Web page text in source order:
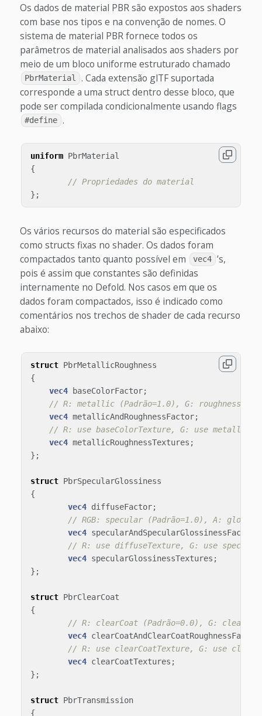
Os dados de material PBR são expostos aos shaders
com base nos tipos e na convenção de nomes. O
sistema de material PBR fornece todos os
parâmetros de material analisados aos shaders por
meio de um bloco uniforme estruturado chamado
PbrMaterial
. Cada extensão glTF suportada
corresponde a uma struct dentro desse bloco, que
pode ser compilada condicionalmente usando flags
#define .
uniform PbrMaterial
{
// Propriedades do material
};
Os vários recursos do material são especificados
como structs fixas no shader. Os dados foram
compactados tanto quanto possível em
vec4 ’s,
pois é assim que constantes são definidas
internamente no Defold. Nos casos em que os
dados foram compactados, isso é indicado como
comentários nos trechos de shader de cada recurso
abaixo:
struct PbrMetallicRoughness
{
vec4
baseColorFactor;
// R: metallic (Padrão=1.0), G: roughness
vec4 metallicAndRoughnessFactor;
// R: use baseColorTexture, G: use
vec4 metallicRoughnessTextures ;
};
struct PbrSpecularGlossiness
{
vec4 diffuseFactor;
// RGB: specular (Padrão=1.0), A:
vec4 specularAndSpecularGlossinessFactor
// R: use diffuseTexture, G: use
vec4 specularGlossinessTextures ;
};
struct PbrClearCoat
{
// R: clearCoat (Padrão=0.0), G:
vec4 clearCoatAndClearCoatRoughnessFactor
// R: use clearCoatTexture, G: use
vec4 clearCoatTextures ;
};
struct PbrTransmission
{